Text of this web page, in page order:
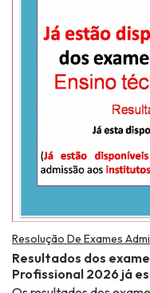
Resolução De Exames
Resultados dos
Profissional 2026 já